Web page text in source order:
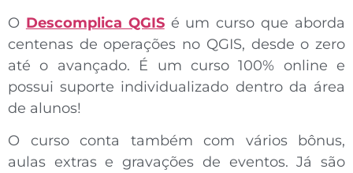
O Descomplica QGISé um curso que aborda
centenas de operações no QGIS, desde o zero
até o avançado. É um curso 100% online e
possui suporte individualizado dentro da área
de alunos!
O curso conta também com vários bônus,
aulas extras e gravações de eventos. Já são